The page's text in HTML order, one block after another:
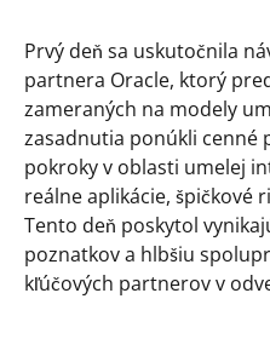
Prvý deň sa uskutočnila
partnera Oracle, ktorý
zameraných na modely
zasadnutia ponúkli cenné
pokroky v oblasti umelej
reálne aplikácie, špičkové
Tento deň poskytol
poznatkov a hlbšiu
kľúčových partnerov v